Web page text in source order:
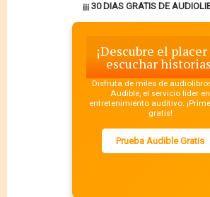
¡¡¡ 30 DIAS GRATIS DE
¡Descubre el placer
escuchar
Disfruta de miles de
Audible, el servicio líder en
entretenimiento auditivo.
gratis!
Prueba Audible Gratis